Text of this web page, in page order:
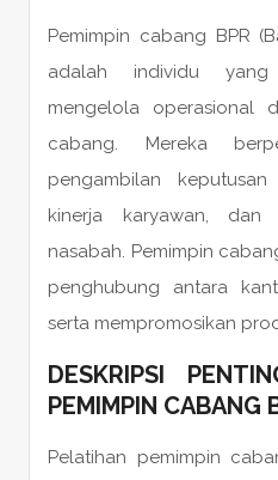
Pemimpin cabang BPR
adalah individu
mengelola operasional
cabang. Mereka
pengambilan
kinerja karyawan, dan
nasabah. Pemimpin
penghubung antara
serta mempromosikan
DESKRIPSI
PEMIMPIN CABANG
Pelatihan pemimpin